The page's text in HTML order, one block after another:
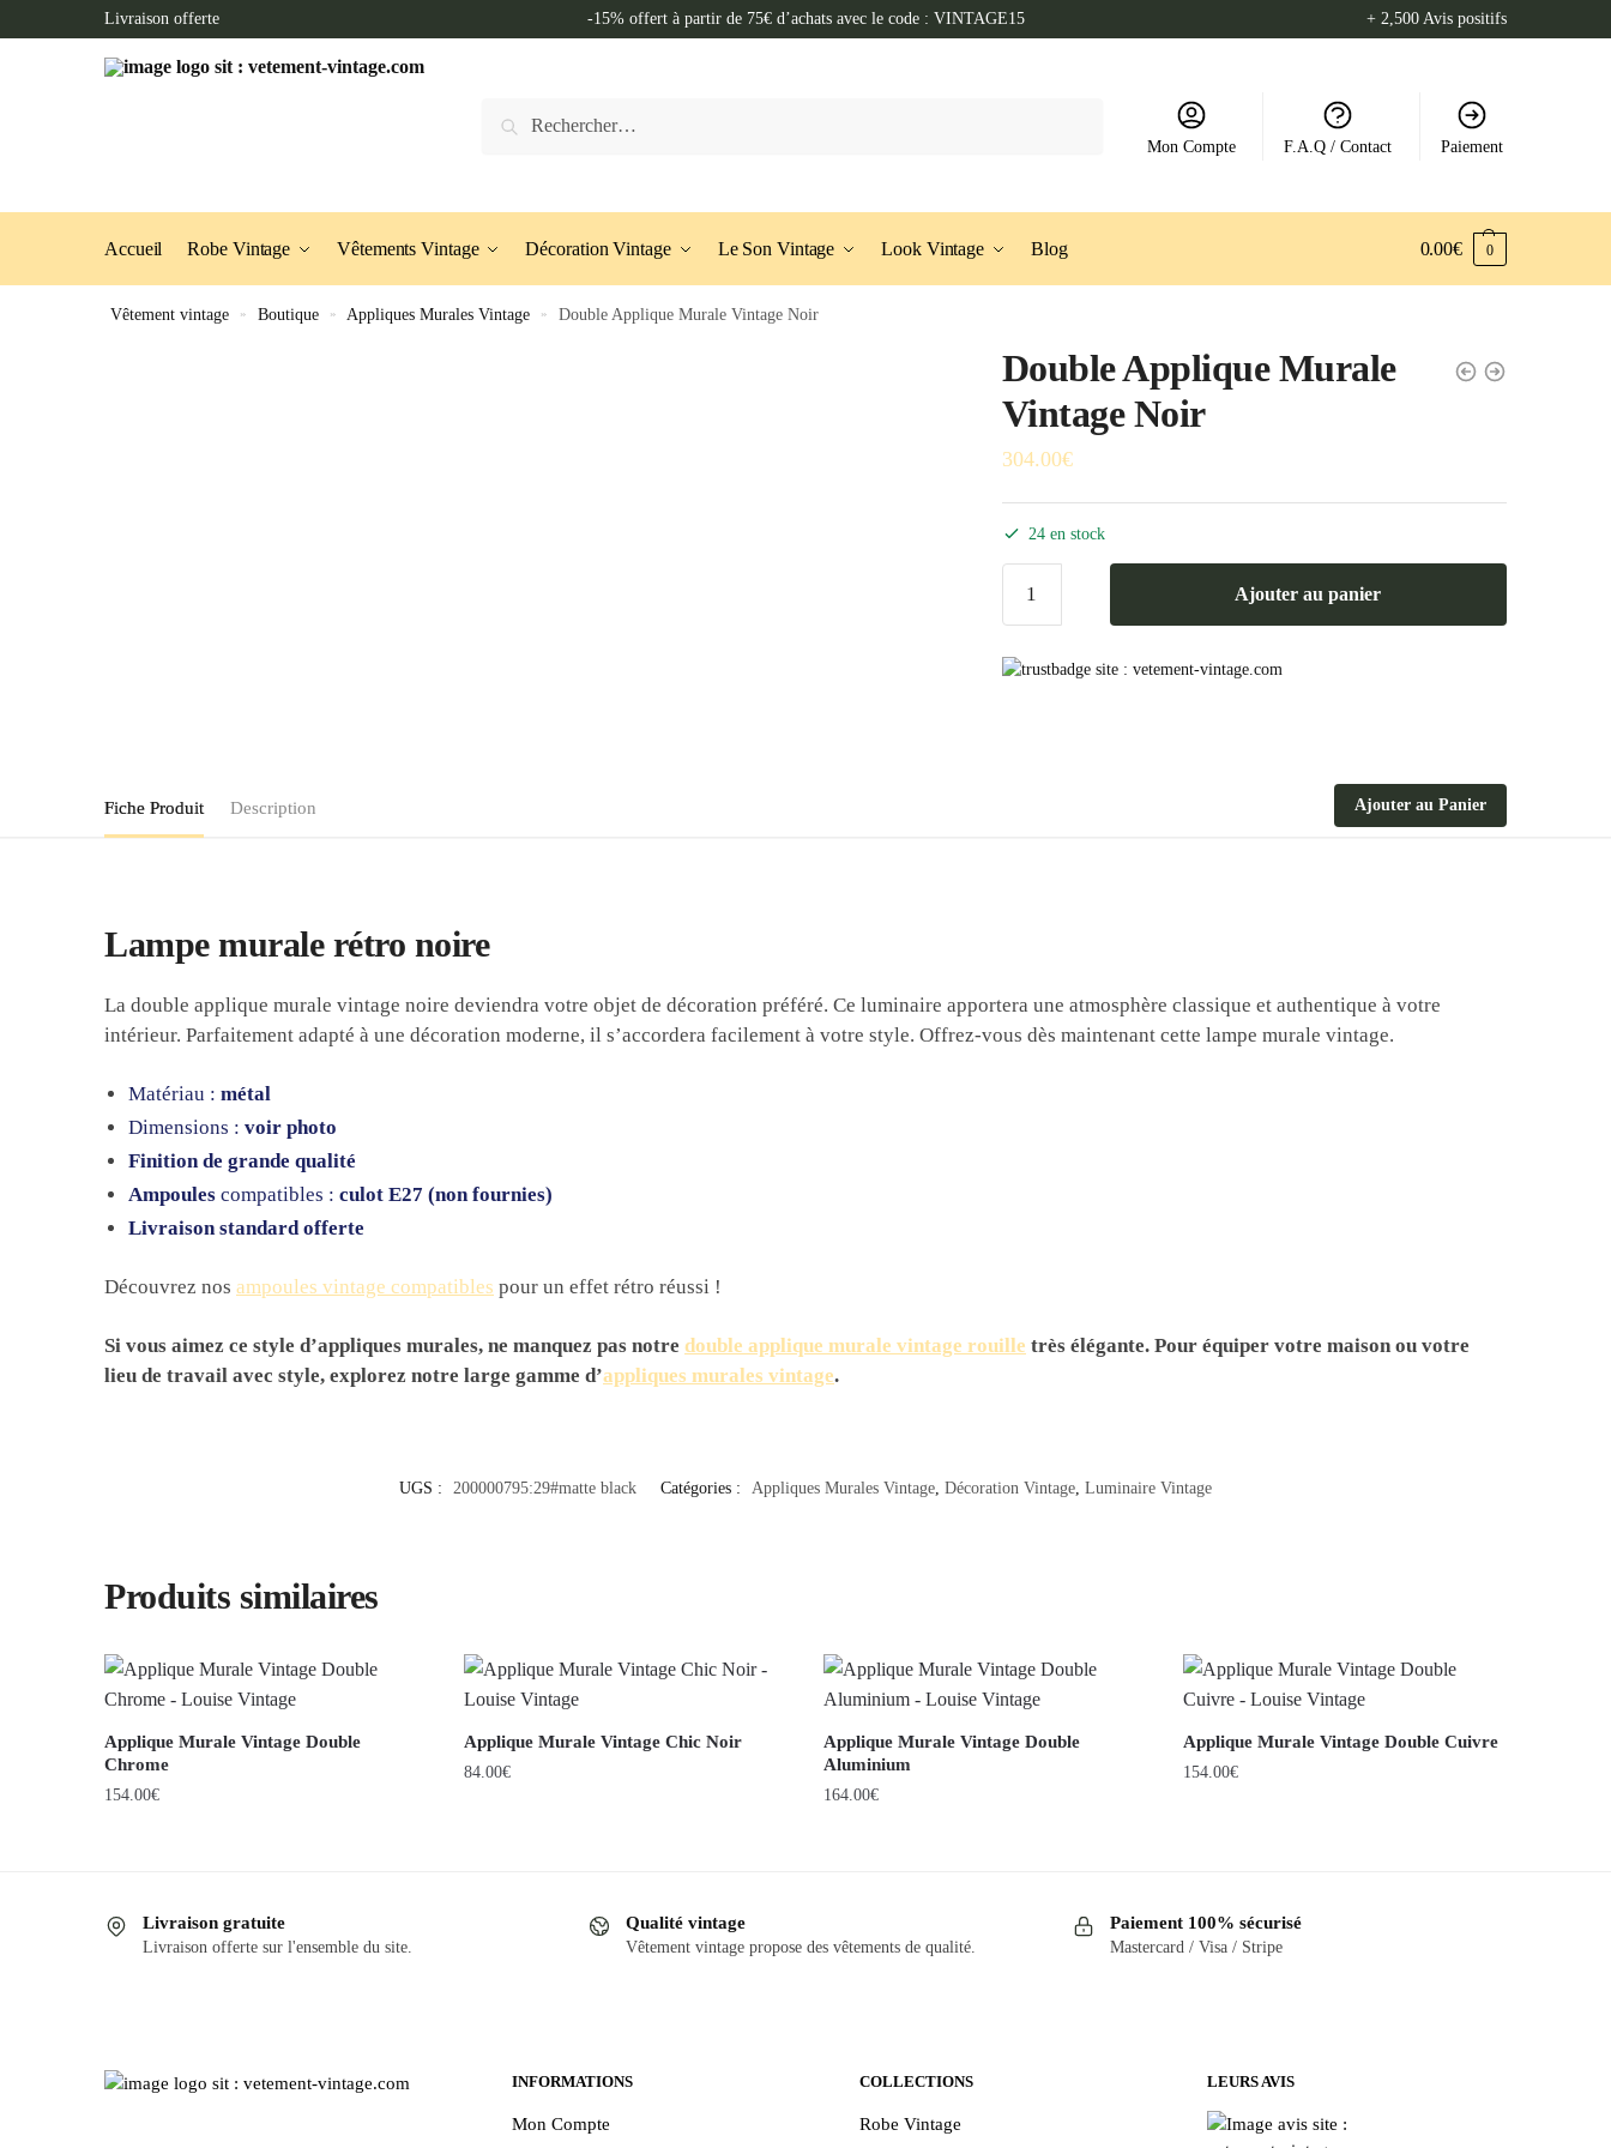
to
to
Livraison offerte -15% offert à partir de 75€ d’achats avec le code : VINTAGE15 + 2,500 Avis positifs
Mon Compte F.A.Q / Contact Paiement
Accueil Robe Vintage Vêtements Vintage Décoration Vintage Le Son Vintage Look Vintage Blog 0.00€ 0
Vêtement vintage » Boutique » Appliques Murales Vintage » Double Applique Murale Vintage Noir
Double Applique Murale
Vintage Noir
304.00€
24 en stock
Applique
Ajouter au panier
Fiche Produit Description Ajouter au Panier
Lampe murale rétro noire
La double applique murale vintage noire deviendra votre objet de décoration préféré. Ce luminaire apportera une atmosphère classique et authentique à votre
intérieur. Parfaitement adapté à une décoration moderne, il s’accordera facilement à votre style. Offrez-vous dès maintenant cette lampe murale vintage.
Matériau :métal
Dimensions :voir photo
Finition de grande qualité
Ampoules compatibles :culot E27 (non fournies)
Livraison standard offerte
Découvrez nosampoules vintage compatibles pour un effet rétro réussi !
Si vous aimez ce style d’appliques murales, ne manquez pas notredouble applique murale vintage rouille très élégante. Pour équiper votre maison ou votre
lieu de travail avec style, explorez notre large gamme d’appliques murales vintage.
UGS : 200000795:29#matte black Catégories : Appliques Murales Vintage Décoration Vintage Luminaire Vintage
Produits similaires
Applique Murale Vintage Double
Chrome
154.00€
Applique Murale Vintage Chic Noir
84.00€
Applique Murale Vintage Double
Aluminium
164.00€
Applique Murale Vintage Double Cuivre
154.00€
Livraison gratuite
Livraison offerte sur l'ensemble du site.
Qualité vintage
Vêtement vintage propose des vêtements de qualité.
Paiement 100% sécurisé
Mastercard / Visa / Stripe
INFORMATIONS
Mon Compte
COLLECTIONS
Robe Vintage
LEURS AVIS